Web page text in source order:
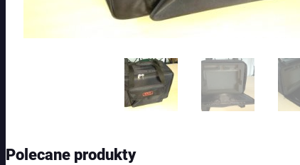
Polecane produkty